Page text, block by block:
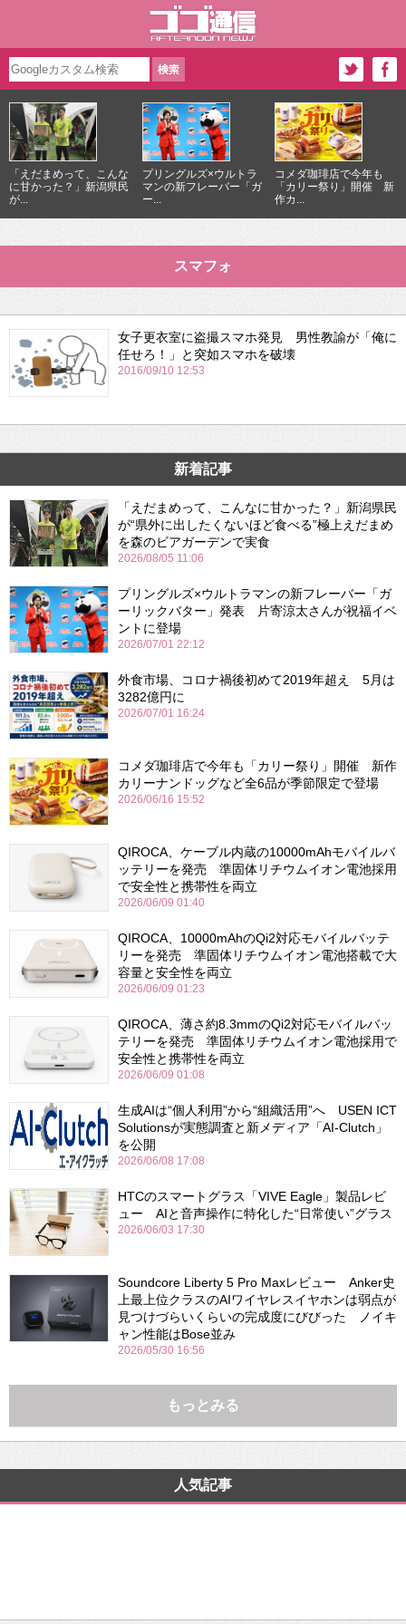
「えだまめって、こんな
に甘かった？」新潟県民
が...
プリングルズ×ウルトラ
マンの新フレーバー「ガ
ー...
コメダ珈琲店で今年も
「カリー祭り」開催 新
作カ...
スマフォ
女子更衣室に盗撮スマホ発見 男性教諭が「俺に
任せろ！」と突如スマホを破壊
2016/09/10 12:53
新着記事
「えだまめって、こんなに甘かった？」新潟県民
が“県外に出したくないほど食べる”極上えだまめ
を森のビアガーデンで実食
2026/08/05 11:06
プリングルズ×ウルトラマンの新フレーバー「ガ
ーリックバター」発表 片寄涼太さんが祝福イベ
ントに登場
2026/07/01 22:12
外食市場、コロナ禍後初めて2019年超え 5月は
3282億円に
2026/07/01 16:24
コメダ珈琲店で今年も「カリー祭り」開催 新作
カリーナンドッグなど全6品が季節限定で登場
2026/06/16 15:52
QIROCA、ケーブル内蔵の10000mAhモバイルバ
ッテリーを発売 準固体リチウムイオン電池採用
で安全性と携帯性を両立
2026/06/09 01:40
QIROCA、10000mAhのQi2対応モバイルバッテ
リーを発売 準固体リチウムイオン電池搭載で大
容量と安全性を両立
2026/06/09 01:23
QIROCA、薄さ約8.3mmのQi2対応モバイルバッ
テリーを発売 準固体リチウムイオン電池採用で
安全性と携帯性を両立
2026/06/09 01:08
生成AIは“個人利用”から“組織活用”へ USEN ICT
Solutionsが実態調査と新メディア「AI-Clutch」
を公開
2026/06/08 17:08
HTCのスマートグラス「VIVE Eagle」製品レビ
ュー AIと音声操作に特化した“日常使い”グラス
2026/06/03 17:30
Soundcore Liberty 5 Pro Maxレビュー Anker史
上最上位クラスのAIワイヤレスイヤホンは弱点が
見つけづらいくらいの完成度にびびった ノイキ
ャン性能はBose並み
2026/05/30 16:56
もっとみる
人気記事